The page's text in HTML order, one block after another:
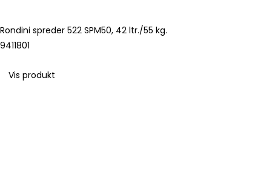
Rondini spreder 522 SPM50, 42 ltr./55 kg.
9411801
Vis produkt